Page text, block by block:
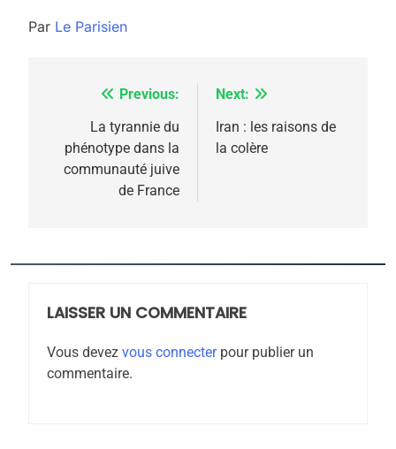
Par Le Parisien
Navigation
l’article
Previous:
La tyrannie du
phénotype dans la
communauté juive
de France
Next:
Iran : les raisons de
la colère
LAISSER UN COMMENTAIRE
Vous devez vous connecterpour publier un
commentaire.
FIÈRE, DIGNE ET RÉSILIENTE :
POURQUOI JE REVENDIQUE
MA JUDAÏTE par Thérèse
Zrihen-Dvir
ISRAÉL JUDAISME
JUDAISME
8
Tafraout, le miel de Tadla